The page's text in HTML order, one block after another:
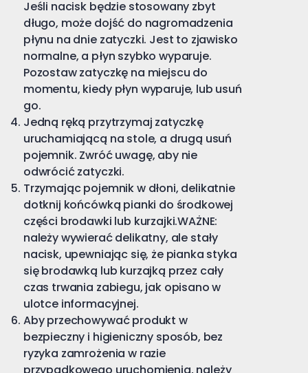
Jeśli nacisk będzie stosowany zbyt
długo, może dojść do nagromadzenia
płynu na dnie zatyczki. Jest to zjawisko
normalne, a płyn szybko wyparuje.
Pozostaw zatyczkę na miejscu do
momentu, kiedy płyn wyparuje, lub usuń
go.
Jedną ręką przytrzymaj zatyczkę
uruchamiającą na stole, a drugą usuń
pojemnik. Zwróć uwagę, aby nie
odwrócić zatyczki.
Trzymając pojemnik w dłoni, delikatnie
dotknij końcówką pianki do środkowej
części brodawki lub kurzajki.WAŻNE:
należy wywierać delikatny, ale stały
nacisk, upewniając się, że pianka styka
się brodawką lub kurzajką przez cały
czas trwania zabiegu, jak opisano w
ulotce informacyjnej.
Aby przechowywać produkt w
bezpieczny i higieniczny sposób, bez
ryzyka zamrożenia w razie
przypadkowego uruchomienia, należy